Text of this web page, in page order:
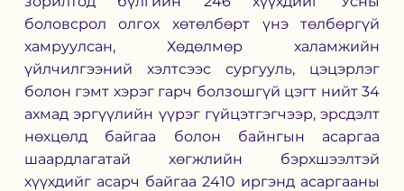
боловсрол олгох хөтөлбөрт үнэ төлбөргүй
хамруулсан, Хөдөлмөр халамжийн
үйлчилгээний хэлтсээс сургууль, цэцэрлэг
болон гэмт хэрэг гарч болзошгүй цэгт нийт 34
ахмад эргүүлийн үүрэг гүйцэтгэгчээр, эрсдэлт
нөхцөлд байгаа болон байнгын асаргаа
шаардлагатай хөгжлийн бэрхшээлтэй
хүүхдийг асарч байгаа 2410 иргэнд асаргааны